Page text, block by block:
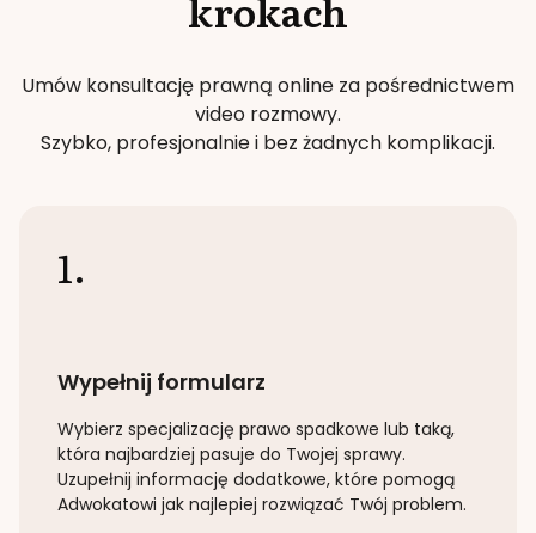
Umów konsultację prawną online za pośrednictwem
video rozmowy.
Szybko, profesjonalnie i bez żadnych komplikacji.
1.
Wypełnij formularz
Wybierz specjalizację prawo spadkowe lub taką,
która najbardziej pasuje do Twojej sprawy.
Uzupełnij informację dodatkowe, które pomogą
Adwokatowi jak najlepiej rozwiązać Twój problem.